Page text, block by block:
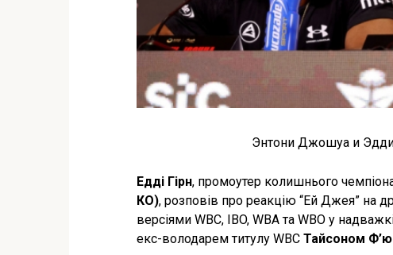
Энтони Джошуа и
Едді Гірн, промоутер колишнього чемпіона
КО), розповів про реакцію “Ей Джея” на
версіями WBC, IBO, WBA та WBO у
екс-володарем титулу WBC Тайсоном